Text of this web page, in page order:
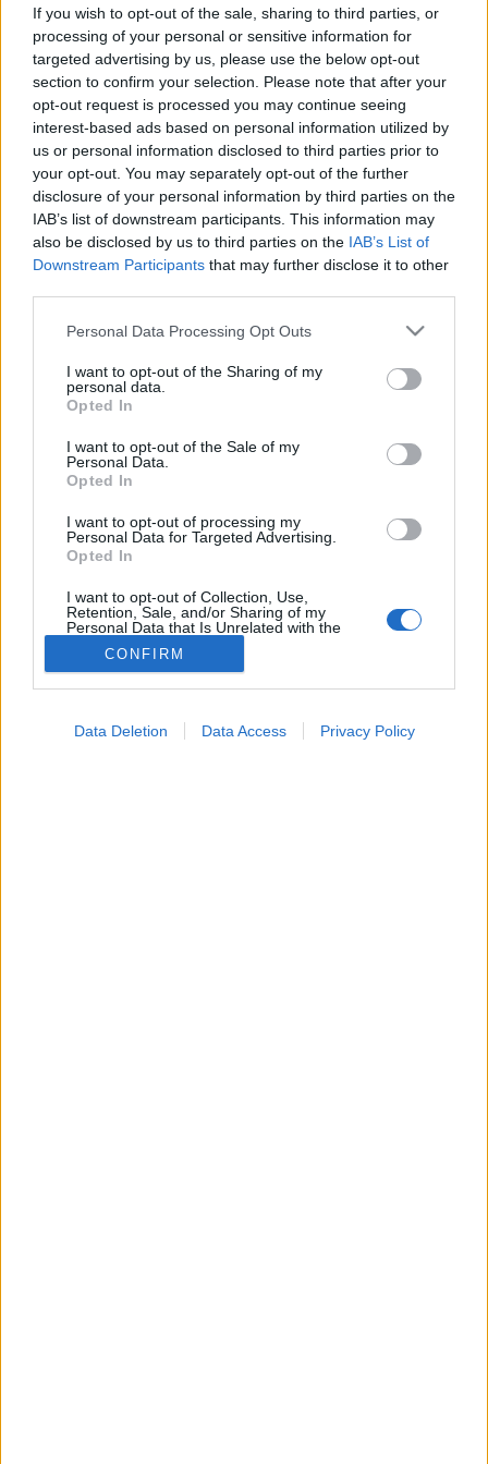
If you wish to opt-out of the sale, sharing to third parties, or
processing of your personal or sensitive information for
targeted advertising by us, please use the below opt-out
section to confirm your selection. Please note that after your
opt-out request is processed you may continue seeing
interest-based ads based on personal information utilized by
us or personal information disclosed to third parties prior to
your opt-out. You may separately opt-out of the further
disclosure of your personal information by third parties on the
IAB’s list of downstream participants. This information may
also be disclosed by us to third parties on the IAB’s List of
Downstream Participants that may further disclose it to other
Please note that this website/app uses one or more Google
not limited to your visit or usage behaviour. You may click to
grant or deny consent to Google and its third-party tags to
use your data for below specified purposes in below Google
consent section.
Personal Data Processing Opt Outs
I want to opt-out of the Sharing of my
personal data.
Opted In
I want to opt-out of the Sale of my
Personal Data.
Opted In
I want to opt-out of processing my
Personal Data for Targeted Advertising.
Opted In
I want to opt-out of Collection, Use,
Retention, Sale, and/or Sharing of my
Personal Data that Is Unrelated with the
Purposes for which it was collected.
Opted Out
CONFIRM
Data Deletion Data Access Privacy Policy
személyiségéről, mint gondolná
2026. június 01. 18:24
Küldés Küldés Messengeren